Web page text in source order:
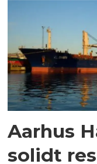
Aarhus
solidt